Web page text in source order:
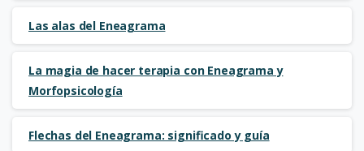
Las alas del Eneagrama
La magia de hacer terapia con Eneagrama y
Morfopsicología
Flechas del Eneagrama: significado y guía